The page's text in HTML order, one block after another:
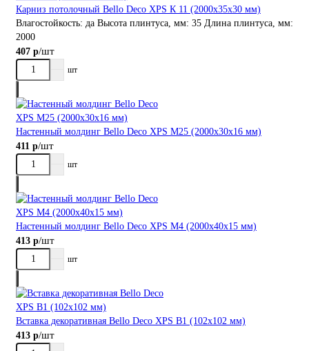
Карниз потолочный Bellо Deco XPS К 11 (2000х35х30 мм)
Влагостойкость: да Высота плинтуса, мм: 35 Длина плинтуса, мм:
2000
407 р/шт
шт
Настенный молдинг Bellо Deco XPS М25 (2000х30х16 мм)
411 р/шт
шт
Настенный молдинг Bellо Deco XPS М4 (2000х40х15 мм)
413 р/шт
шт
Вставка декоративная Bellо Deco XPS В1 (102х102 мм)
413 р/шт